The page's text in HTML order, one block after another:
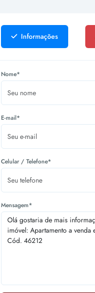
Informações
Nome*
E-mail*
Celular / Telefone*
Mensagem*